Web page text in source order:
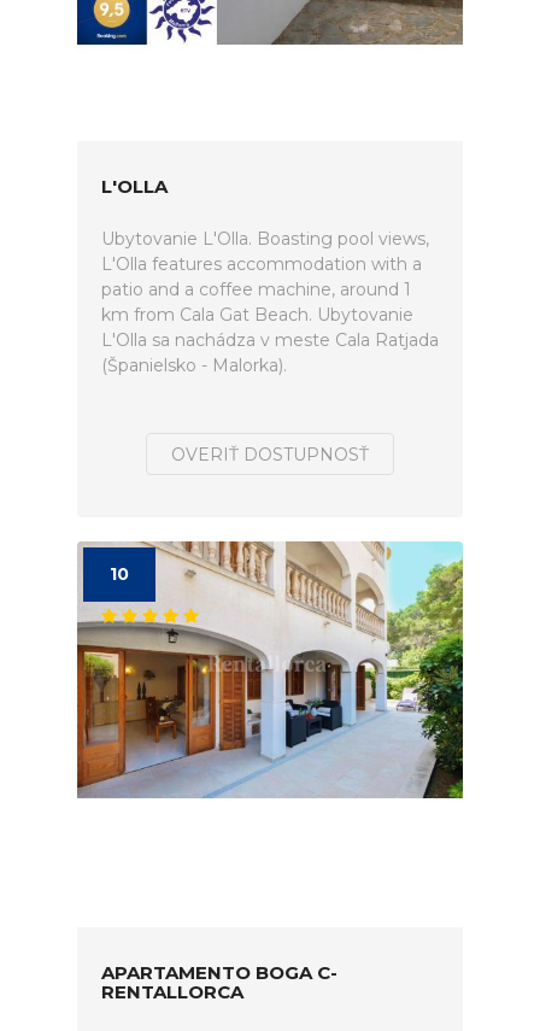
L'OLLA
Ubytovanie L'Olla. Boasting pool views,
L'Olla features accommodation with a
patio and a coffee machine, around 1
km from Cala Gat Beach. Ubytovanie
L'Olla sa nachádza v meste Cala Ratjada
(Španielsko - Malorka).
OVERIŤ DOSTUPNOSŤ
10
APARTAMENTO BOGA C-
RENTALLORCA